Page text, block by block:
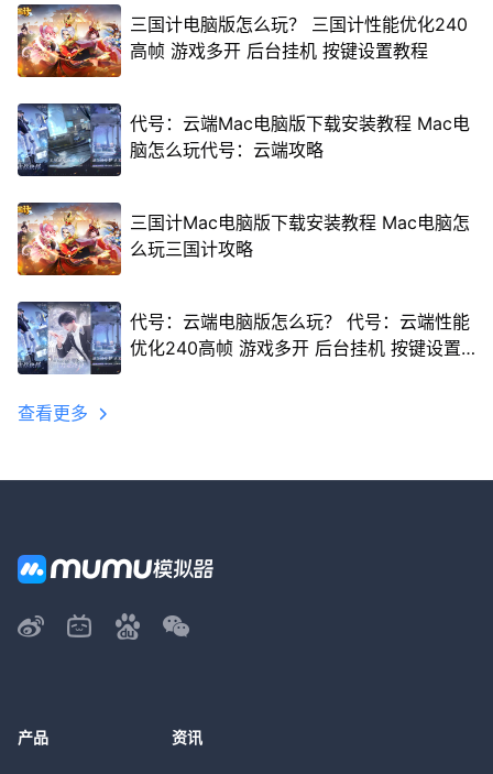
三国计电脑版怎么玩？ 三国计性能优化240
高帧 游戏多开 后台挂机 按键设置教程
代号：云端Mac电脑版下载安装教程 Mac电
脑怎么玩代号：云端攻略
三国计Mac电脑版下载安装教程 Mac电脑怎
么玩三国计攻略
代号：云端电脑版怎么玩？ 代号：云端性能
优化240高帧 游戏多开 后台挂机 按键设置
查看更多
产品 资讯